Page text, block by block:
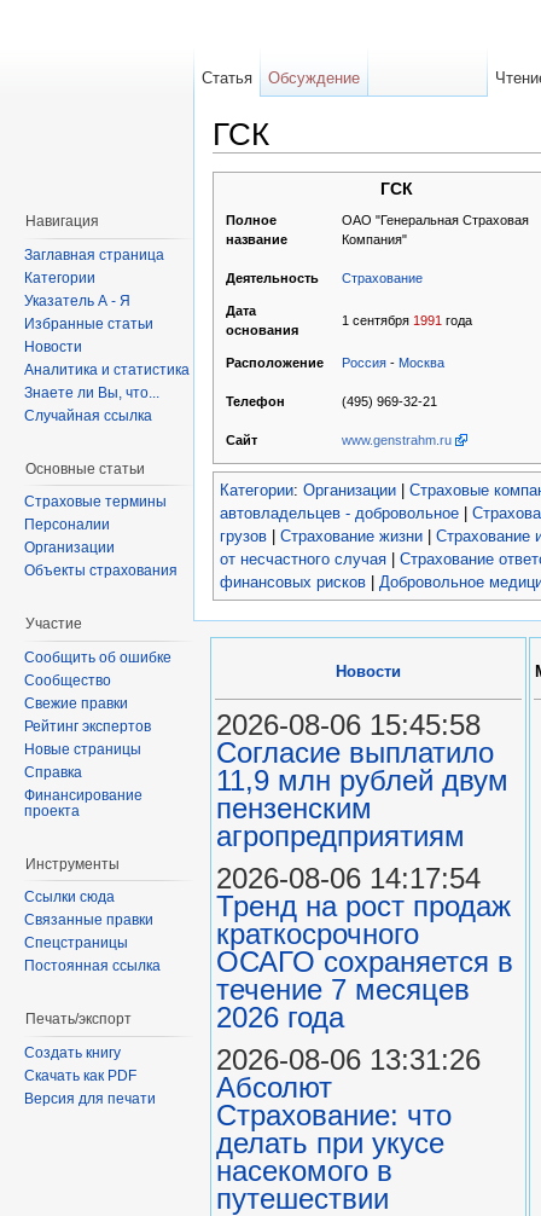
ГСК
ГСК
Полное
название
ОАО "Генеральная Страховая
Компания"
Деятельность Страхование
Дата
основания
1 сентября 1991 года
Расположение Россия- Москва
Телефон (495) 969-32-21
Сайт www.genstrahm.ru
Категории: Организации | Страховые
автовладельцев - добровольное |
грузов | Страхование жизни | Страхование
от несчастного случая | Страхование
финансовых рисков | Добровольное
Статья Обсуждение
Навигация
Заглавная страница
Категории
Указатель А - Я
Избранные статьи
Новости
Аналитика и статистика
Знаете ли Вы, что...
Случайная ссылка
Основные статьи
Страховые термины
Персоналии
Организации
Объекты страхования
Участие
Сообщить об ошибке
Сообщество
Свежие правки
Рейтинг экспертов
Новые страницы
Справка
Финансирование
проекта
Инструменты
Ссылки сюда
Связанные правки
Спецстраницы
Постоянная ссылка
Печать/экспорт
Создать книгу
Скачать как PDF
Версия для печати
Новости
2026-08-06 15:45:58
Согласие выплатило
11,9 млн рублей двум
пензенским
агропредприятиям
2026-08-06 14:17:54
Тренд на рост продаж
краткосрочного
ОСАГО сохраняется в
течение 7 месяцев
2026 года
2026-08-06 13:31:26
Абсолют
Страхование: что
делать при укусе
насекомого в
путешествии